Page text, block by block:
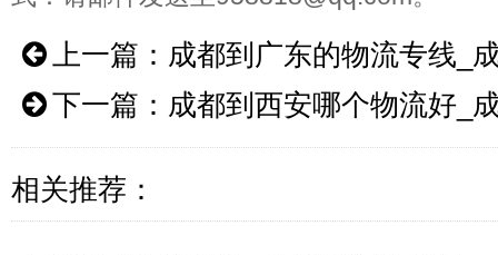
上一篇： 成都到广东的物流专线_
下一篇： 成都到西安哪个物流好_
相关推荐：